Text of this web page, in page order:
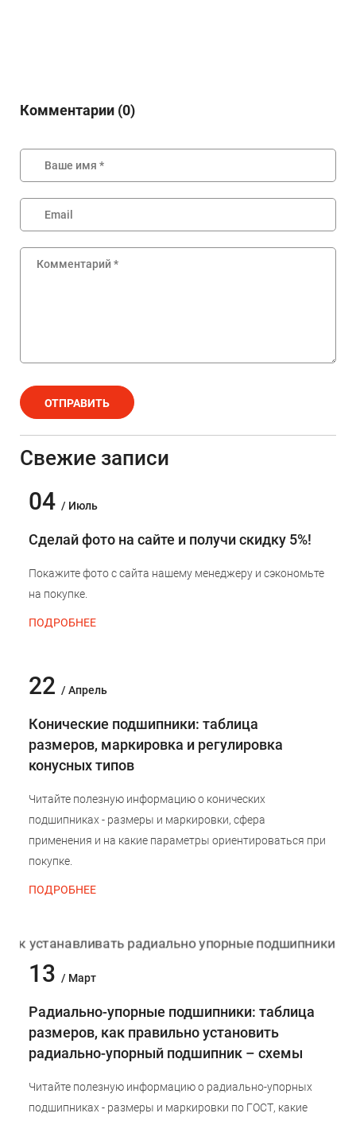
Комментарии (0)
ОТПРАВИТЬ
Свежие записи
04 / Июль
Сделай фото на сайте и получи скидку 5%!
Покажите фото с сайта нашему менеджеру и сэкономьте
на покупке.
ПОДРОБНЕЕ
22 / Апрель
Конические подшипники: таблица
размеров, маркировка и регулировка
конусных типов
Читайте полезную информацию о конических
подшипниках - размеры и маркировки, сфера
применения и на какие параметры ориентироваться при
покупке.
ПОДРОБНЕЕ
13 / Март
Радиально-упорные подшипники: таблица
размеров, как правильно установить
радиально-упорный подшипник – схемы
Читайте полезную информацию о радиально-упорных
подшипниках - размеры и маркировки по ГОСТ, какие